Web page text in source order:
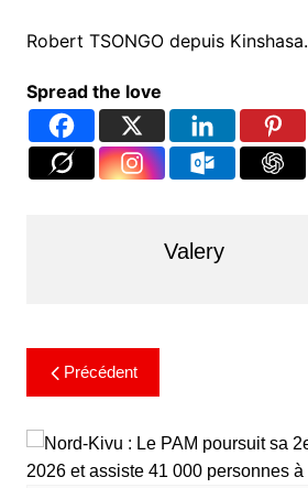
Robert TSONGO depuis Kinshasa.
Spread the love
Valery
Précédent